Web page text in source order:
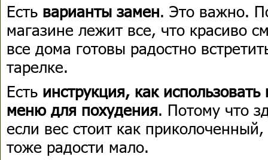
Есть варианты замен. Это важно.
магазине лежит все, что красиво
все дома готовы радостно
тарелке.
Есть инструкция, как
меню для похудения. Потому что
если вес стоит как
тоже радости мало.